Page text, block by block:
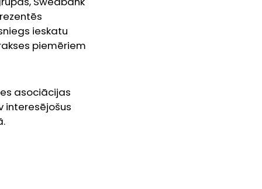
ieskatu
piemēriem
asociācijas
interesējošus